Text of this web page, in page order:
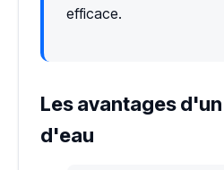
efficace.
Les avantages
d'eau